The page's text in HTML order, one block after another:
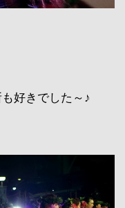
好きでした～♪